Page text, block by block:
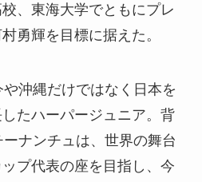
、東海大学でともにプレ
勇輝を目標に据えた。
沖縄だけではなく日本を
たハーパージュニア。背
ナンチュは、世界の舞台
プ代表の座を目指し、今